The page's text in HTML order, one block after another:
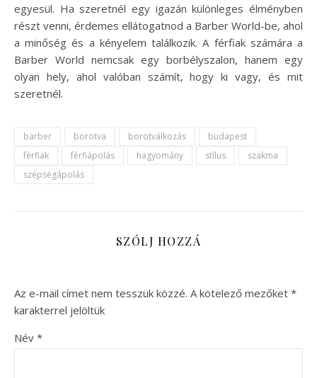
egyesül. Ha szeretnél egy igazán különleges élményben
részt venni, érdemes ellátogatnod a Barber World-be, ahol
a minőség és a kényelem találkozik. A férfiak számára a
Barber World nemcsak egy borbélyszalon, hanem egy
olyan hely, ahol valóban számít, hogy ki vagy, és mit
szeretnél.
barber borotva borotválkozás
budapest
férfiak
férfiápolás hagyomány stílus
szakma
szépségápolás
SZÓLJ HOZZÁ
Az e-mail címet nem tesszük közzé. A kötelező mezőket *
karakterrel jelöltük
Név *